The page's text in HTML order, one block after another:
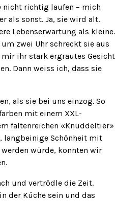
nicht richtig laufen – mich
als sonst. Ja, sie wird alt.
Lebenserwartung als kleine.
zwei Uhr schreckt sie aus
ihr stark ergrautes Gesicht
Dann weiss ich, dass sie
als sie bei uns einzog. So
mit einem XXL-
faltenreichen «Knuddeltier»
langbeinige Schönheit mit
würde, konnten wir
und vertrödle die Zeit.
der Küche sein und das